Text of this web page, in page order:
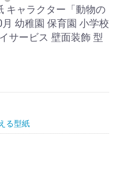
キャラクター「動物の
幼稚園 保育園 小学校
サービス 壁面装飾 型
る型紙